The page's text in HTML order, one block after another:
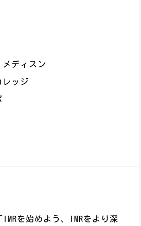
ディスン
ッジ
IMRを始めよう、IMRをより深